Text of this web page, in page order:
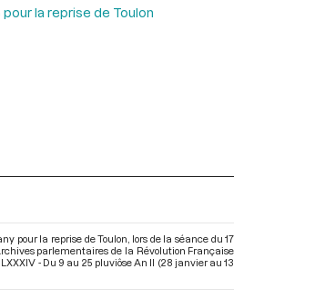
la reprise de Toulon
pour la reprise de Toulon, lors de la séance du 17
parlementaires de la Révolution Française
- Du 9 au 25 pluviôse An II (28 janvier au 13